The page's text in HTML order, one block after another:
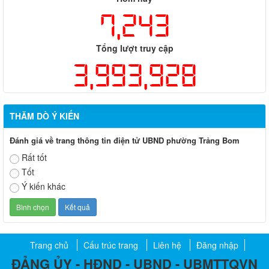
7,243
Tổng lượt truy cập
3,993,928
THĂM DÒ Ý KIẾN
Đánh giá về trang thông tin điện tử UBND phường Trảng Bom
Rất tốt
Tốt
Ý kiến khác
Trang chủ Cấu trúc trang Liên hệ Đăng nhập
ĐẢNG ỦY - HĐND - UBND - UBMTTQVN